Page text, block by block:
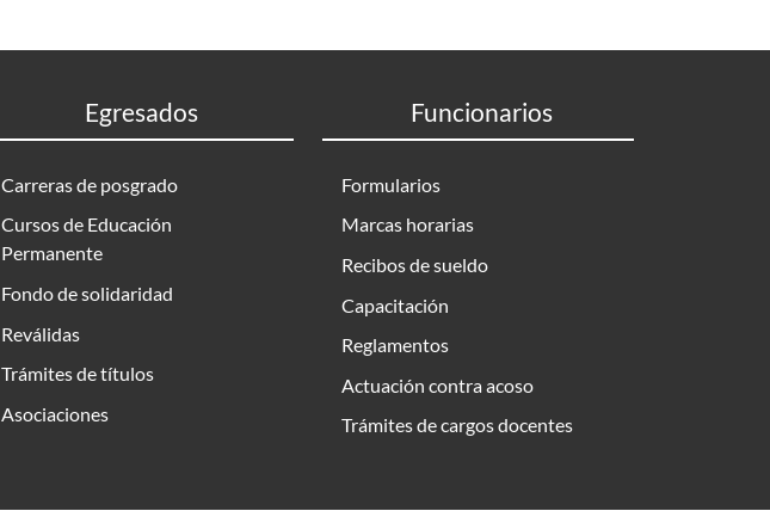
Egresados
Carreras de posgrado
Cursos de Educación
Permanente
Fondo de solidaridad
Reválidas
Trámites de títulos
Asociaciones
Funcionarios
Formularios
Marcas horarias
Recibos de sueldo
Capacitación
Reglamentos
Actuación contra acoso
Trámites de cargos docentes